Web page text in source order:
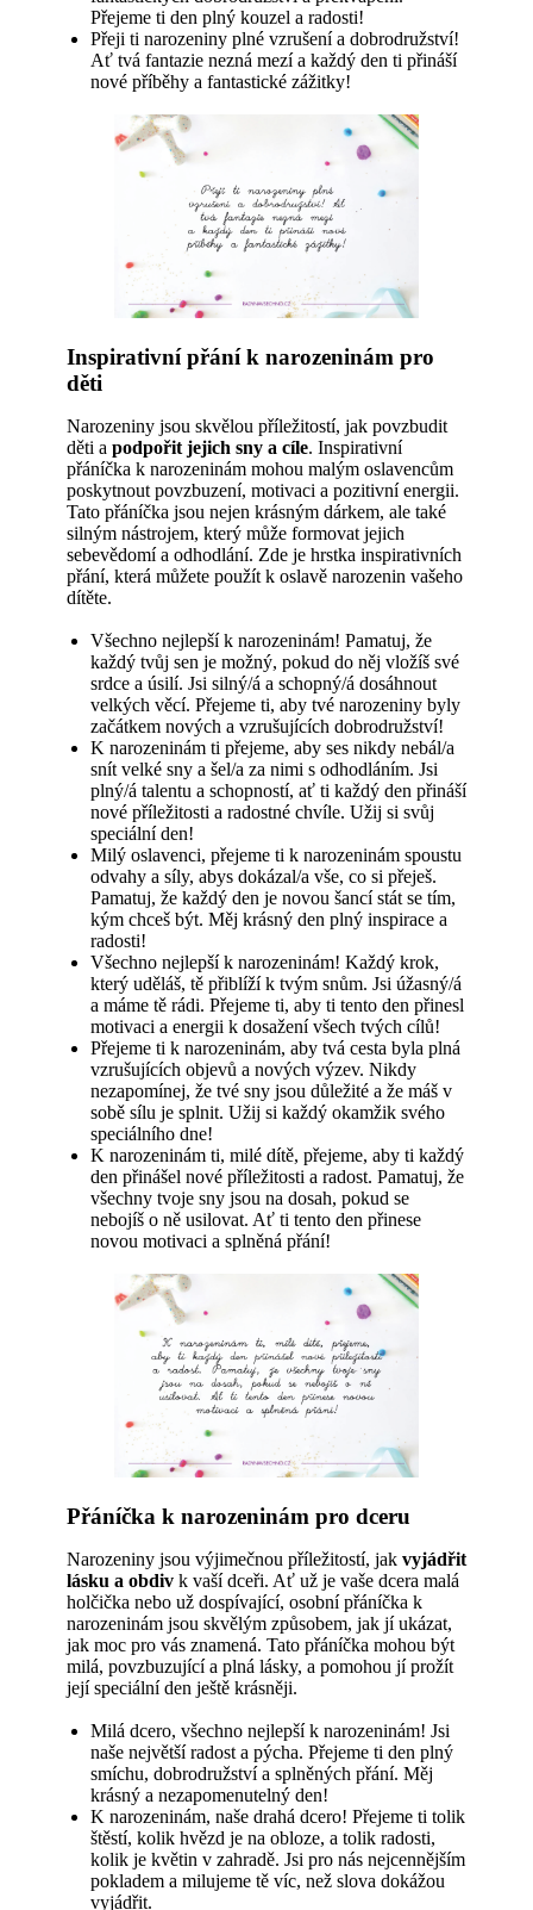
Přejeme ti den plný kouzel a radosti!
Přeji ti narozeniny plné vzrušení a dobrodružství!
Ať tvá fantazie nezná mezí a každý den ti přináší
nové příběhy a fantastické zážitky!
Inspirativní přání k narozeninám pro
děti
Narozeniny jsou skvělou příležitostí, jak povzbudit
děti a podpořit jejich sny a cíle. Inspirativní
přáníčka k narozeninám mohou malým oslavencům
poskytnout povzbuzení, motivaci a pozitivní energii.
Tato přáníčka jsou nejen krásným dárkem, ale také
silným nástrojem, který může formovat jejich
sebevědomí a odhodlání. Zde je hrstka inspirativních
přání, která můžete použít k oslavě narozenin vašeho
dítěte.
Všechno nejlepší k narozeninám! Pamatuj, že
každý tvůj sen je možný, pokud do něj vložíš své
srdce a úsilí. Jsi silný/á a schopný/á dosáhnout
velkých věcí. Přejeme ti, aby tvé narozeniny byly
začátkem nových a vzrušujících dobrodružství!
K narozeninám ti přejeme, aby ses nikdy nebál/a
snít velké sny a šel/a za nimi s odhodláním. Jsi
plný/á talentu a schopností, ať ti každý den přináší
nové příležitosti a radostné chvíle. Užij si svůj
speciální den!
Milý oslavenci, přejeme ti k narozeninám spoustu
odvahy a síly, abys dokázal/a vše, co si přeješ.
Pamatuj, že každý den je novou šancí stát se tím,
kým chceš být. Měj krásný den plný inspirace a
radosti!
Všechno nejlepší k narozeninám! Každý krok,
který uděláš, tě přiblíží k tvým snům. Jsi úžasný/á
a máme tě rádi. Přejeme ti, aby ti tento den přinesl
motivaci a energii k dosažení všech tvých cílů!
Přejeme ti k narozeninám, aby tvá cesta byla plná
vzrušujících objevů a nových výzev. Nikdy
nezapomínej, že tvé sny jsou důležité a že máš v
sobě sílu je splnit. Užij si každý okamžik svého
speciálního dne!
K narozeninám ti, milé dítě, přejeme, aby ti každý
den přinášel nové příležitosti a radost. Pamatuj, že
všechny tvoje sny jsou na dosah, pokud se
nebojíš o ně usilovat. Ať ti tento den přinese
novou motivaci a splněná přání!
Přáníčka k narozeninám pro dceru
Narozeniny jsou výjimečnou příležitostí, jak vyjádřit
lásku a obdiv k vaší dceři. Ať už je vaše dcera malá
holčička nebo už dospívající, osobní přáníčka k
narozeninám jsou skvělým způsobem, jak jí ukázat,
jak moc pro vás znamená. Tato přáníčka mohou být
milá, povzbuzující a plná lásky, a pomohou jí prožít
její speciální den ještě krásněji.
Milá dcero, všechno nejlepší k narozeninám! Jsi
naše největší radost a pýcha. Přejeme ti den plný
smíchu, dobrodružství a splněných přání. Měj
krásný a nezapomenutelný den!
K narozeninám, naše drahá dcero! Přejeme ti tolik
štěstí, kolik hvězd je na obloze, a tolik radosti,
kolik je květin v zahradě. Jsi pro nás nejcennějším
pokladem a milujeme tě víc, než slova dokážou
vyjádřit.